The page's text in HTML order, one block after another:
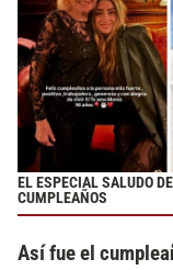
EL ESPECIAL SALUDO
CUMPLEAÑOS
Así fue el